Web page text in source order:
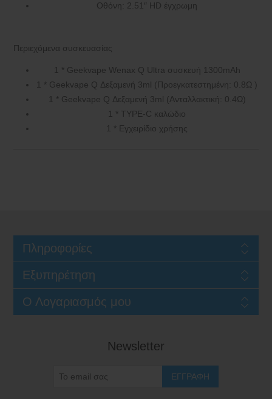
Οθόνη: 2.51″ HD έγχρωμη
Περιεχόμενα συσκευασίας
1 * Geekvape Wenax Q Ultra συσκευή 1300mAh
1 * Geekvape Q Δεξαμενή 3ml (Προεγκατεστημένη: 0.8Ω )
1 * Geekvape Q Δεξαμενή 3ml (Ανταλλακτική: 0.4Ω)
1 * TYPE-C καλώδιο
1 * Εγχειρίδιο χρήσης
Πληροφορίες
Εξυπηρέτηση
Ο Λογαριασμός μου
Newsletter